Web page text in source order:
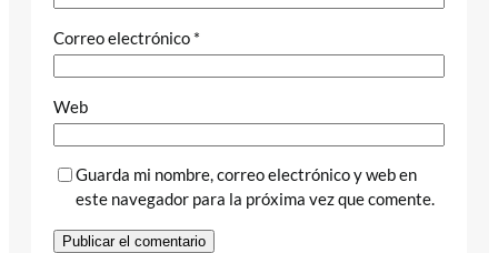
Correo electrónico *
Web
Guarda mi nombre, correo electrónico y web en
este navegador para la próxima vez que comente.